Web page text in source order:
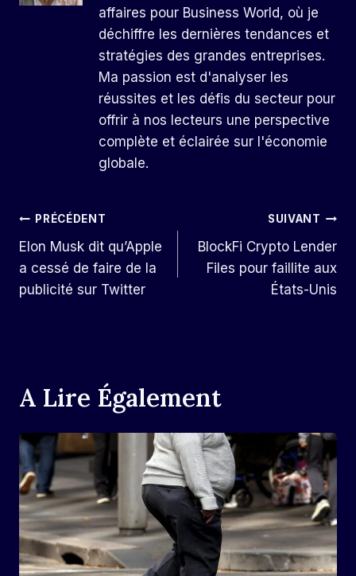
affaires pour Business World, où je
déchiffre les dernières tendances et
stratégies des grandes entreprises.
Ma passion est d'analyser les
réussites et les défis du secteur pour
offrir à nos lecteurs une perspective
complète et éclairée sur l'économie
globale.
Navigation
De
L’article
PRÉCÉDENT
Elon Musk dit qu’Apple
a cessé de faire de la
publicité sur Twitter
SUIVANT
BlockFi Crypto Lender
Files pour faillite aux
États-Unis
A Lire Également